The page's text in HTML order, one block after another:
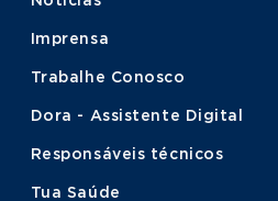
Imprensa
Trabalhe Conosco
Dora - Assistente Digital
Responsáveis técnicos
Tua Saúde